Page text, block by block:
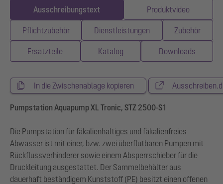
Ausschreibungstext Produktvideo
Pflichtzubehör Dienstleistungen Zubehör
Ersatzteile Katalog Downloads
In die Zwischenablage kopieren
Pumpstation Aquapump XL Tronic, STZ 2500-S1
Die Pumpstation für fäkalienhaltiges und fäkalienfreies
Abwasser ist mit einer, bzw. zwei überflutbaren Pumpen mit
Rückflussverhinderer sowie einem Absperrschieber für die
Druckleitung ausgestattet. Der Sammelbehälter aus
dauerhaft beständigem Kunststoff (PE) besitzt einen offenen